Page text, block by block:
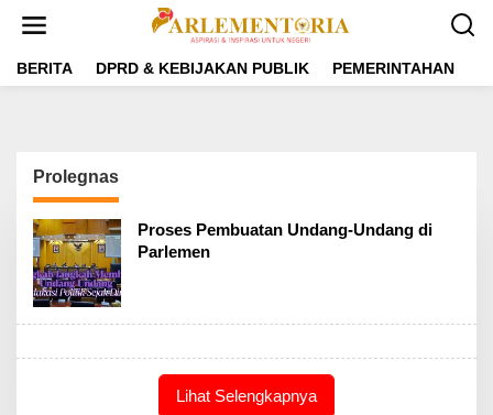
t
BERITA DPRD & KEBIJAKAN PUBLIK PEMERINTAHAN
Prolegnas
Proses Pembuatan Undang-Undang di
Parlemen
Lihat Selengkapnya